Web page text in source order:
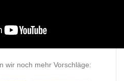
wir noch mehr Vorschläge: